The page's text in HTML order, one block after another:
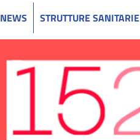
NEWS STRUTTURE SANITARIE